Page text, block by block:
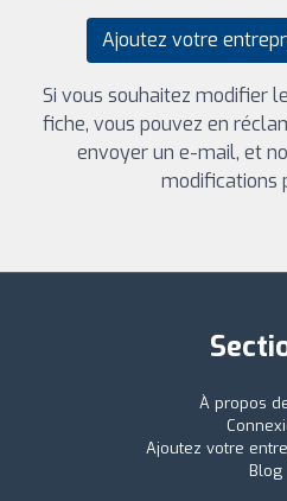
Ajoutez votre
Si vous souhaitez modifier
fiche, vous pouvez en
envoyer un e-mail, et
modifications
À propos
Ajoutez votre
Blog